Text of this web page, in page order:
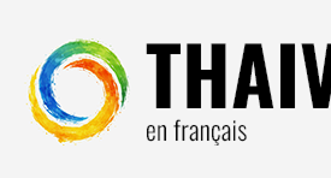
contenu